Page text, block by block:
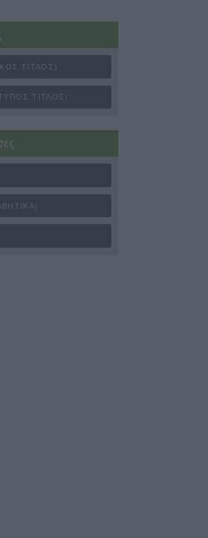
ΤΊΤΛΟΣ)
ΤΊΤΛΟΣ)